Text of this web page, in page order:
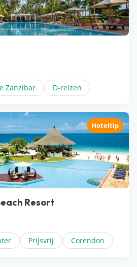
Zanzibar D-reizen
Hoteltip
Resort
Prijsvrij Corendon